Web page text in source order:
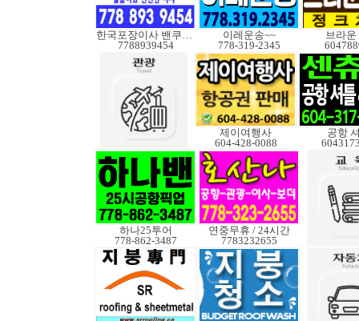
한국포장이사 밴쿠버무빙
7788939454
이레운송~~
778-319-2345
브라운
제이여행사
604-428-0088
공항
하나25투어
778-862-3487
연중무휴 / 24시간
7783232655